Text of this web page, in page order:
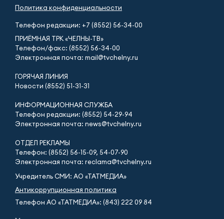
Политика конфиденциальности
Телефон редакции: +7 (8552) 56-34-00
ПРИЁМНАЯ ТРК «ЧЕЛНЫ-ТВ»
Телефон/факс: (8552) 56-34-00
Электронная почта: mail@tvchelny.ru
ГОРЯЧАЯ ЛИНИЯ
Новости (8552) 51-31-31
ИНФОРМАЦИОННАЯ СЛУЖБА
Телефон редакции: (8552) 54-29-94
Электронная почта: news@tvchelny.ru
ОТДЕЛ РЕКЛАМЫ
Телефон: (8552) 56-15-09, 54-07-90
Электронная почта: reclama@tvchelny.ru
Учредитель СМИ: АО «ТАТМЕДИА»
Антикоррупционная политика
Телефон АО «ТАТМЕДИА»: (843) 222 09 84